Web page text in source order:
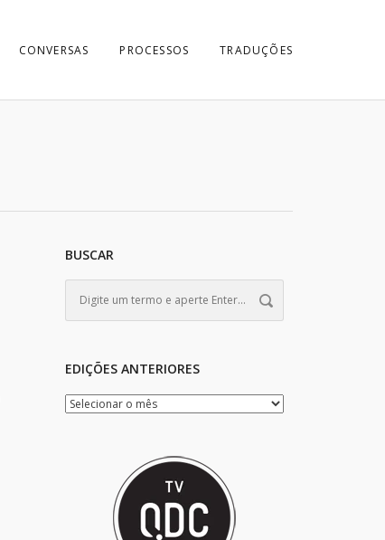
CONVERSAS PROCESSOS TRADUÇÕES
BUSCAR
EDIÇÕES ANTERIORES